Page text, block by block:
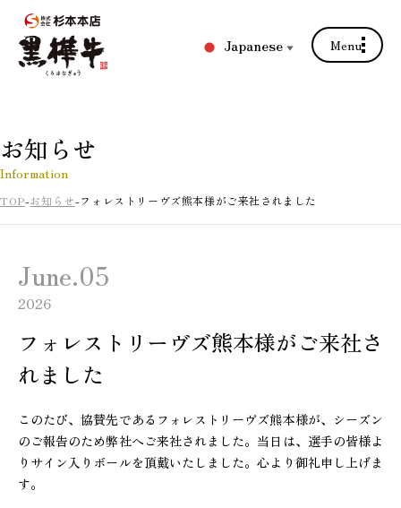
Japanese ▼ Menu
お知らせ
Information
TOP お知らせ フォレストリーヴズ熊本様がご来社されました
June.05
2026
フォレストリーヴズ熊本様がご来社さ
れました
このたび、協賛先であるフォレストリーヴズ熊本様が、シーズン
のご報告のため弊社へご来社されました。当日は、選手の皆様よ
りサイン入りボールを頂戴いたしました。心より御礼申し上げま
す。